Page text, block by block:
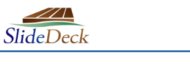
Overslaan
inhoud